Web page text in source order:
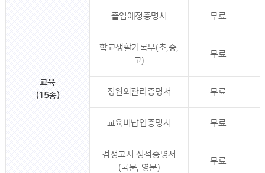
교육
(15종)
졸업예정증명서 무료
학교생활기록부(초,중,
고)
무료
정원외관리증명서 무료
교육비납입증명서 무료
검정고시 성적증명서
(국문, 영문)
무료